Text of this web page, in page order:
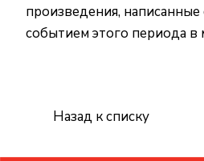
произведения,
событием этого периода
Назад к списку